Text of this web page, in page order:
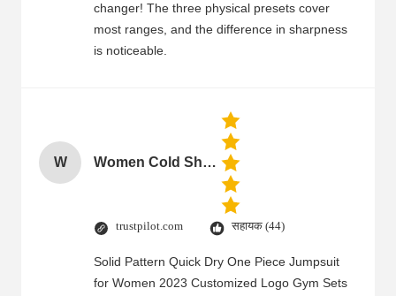
changer! The three physical presets cover
most ranges, and the difference in sharpness
is noticeable.
W Women Cold Shoulder V Neck Rayon Blouse
trustpilot.com सहायक (44)
Solid Pattern Quick Dry One Piece Jumpsuit
for Women 2023 Customized Logo Gym Sets